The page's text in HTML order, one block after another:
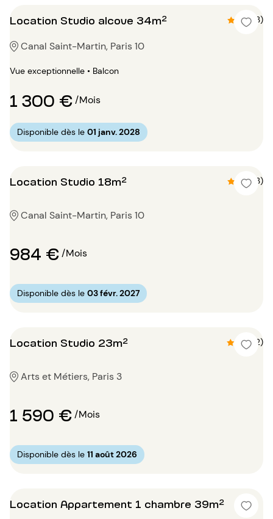
Location Studio alcove 34m² 4.3 (3)
Canal Saint-Martin, Paris 10
Vue exceptionnelle • Balcon
1 300 €/Mois
Disponible dès le 01 janv. 2028
Location Studio 18m² 4.3 (3)
Canal Saint-Martin, Paris 10
984 €/Mois
Disponible dès le 03 févr. 2027
Location Studio 23m² 4.5 (2)
Arts et Métiers, Paris 3
1 590 €/Mois
Disponible dès le 11 août 2026
Location Appartement 1 chambre 39m²